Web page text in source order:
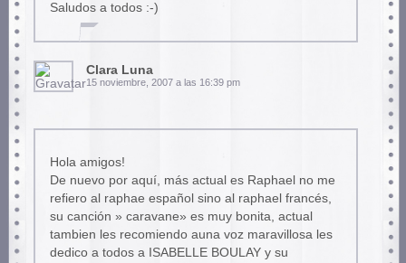
Saludos a todos :-)
Clara Luna
15 noviembre, 2007 a las 16:39 pm
Hola amigos!
De nuevo por aquí, más actual es Raphael no me
refiero al raphae español sino al raphael francés,
su canción » caravane» es muy bonita, actual
tambien les recomiendo auna voz maravillosa les
dedico a todos a ISABELLE BOULAY y su